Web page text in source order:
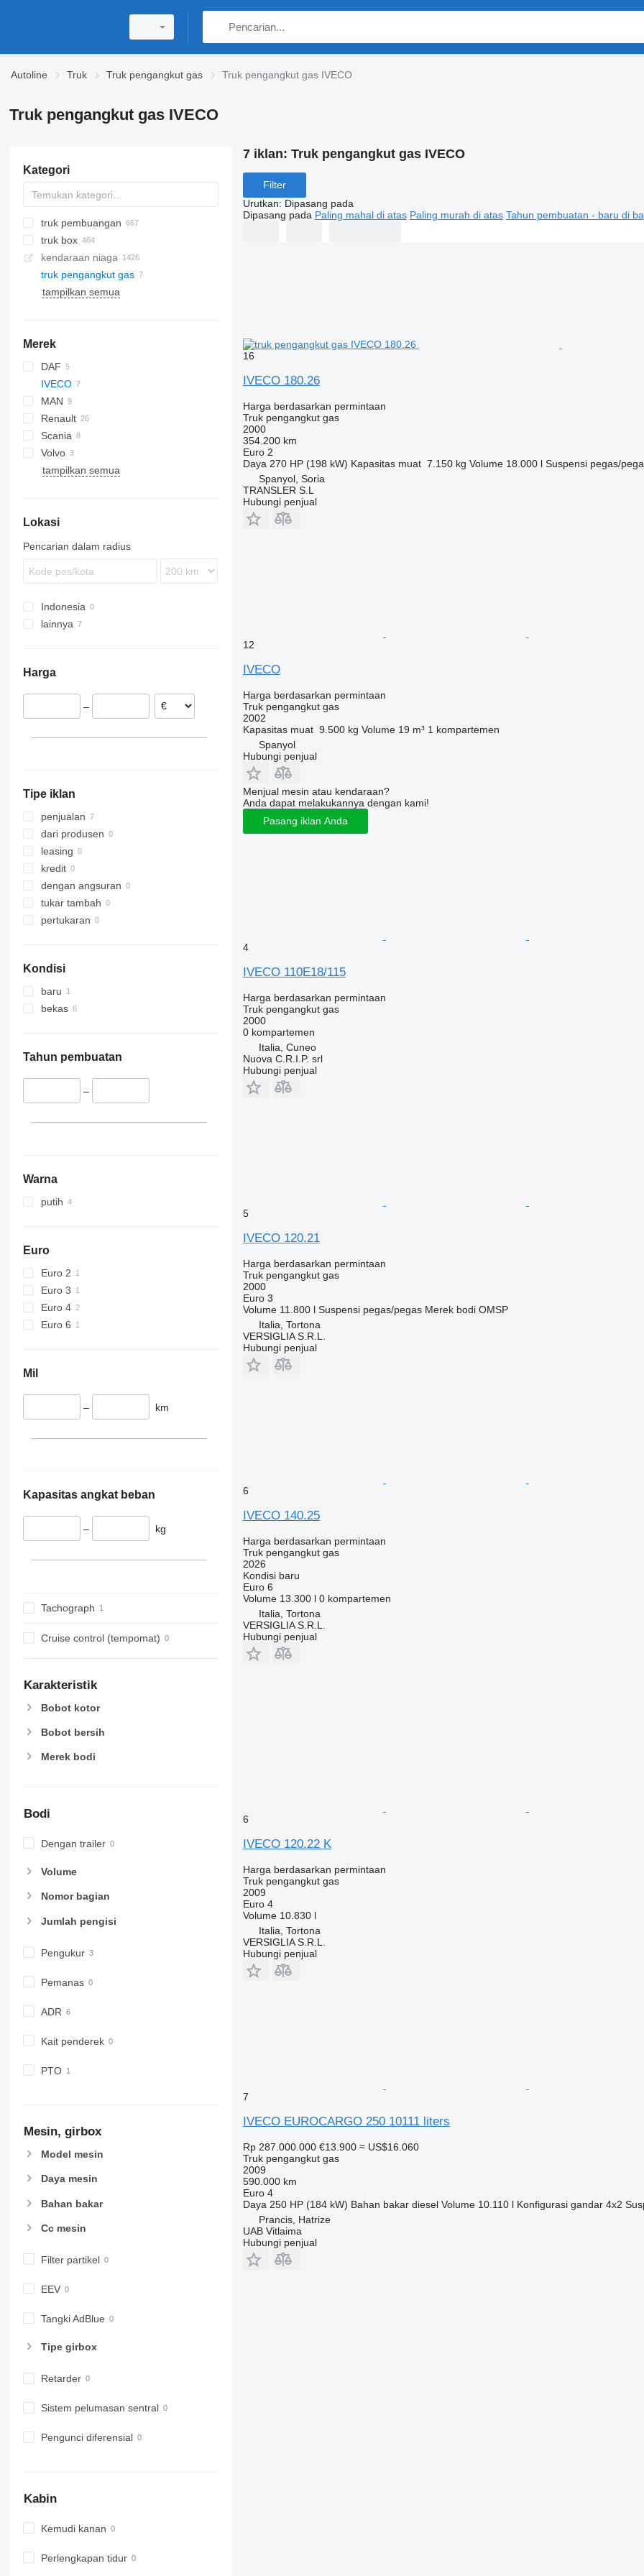
Autoline Truk Truk pengangkut gas Truk pengangkut gas IVECO
Truk pengangkut gas IVECO
Kategori
truk pembuangan
truk box
kendaraan niaga
truk pengangkut gas
tampilkan semua
Merek
DAF
CF
LF
Cargo
IVECO
EuroCargo
T-series
MAN
TGM
TGS
Axor
Renault
D Wide
Midlum
Premium
Scania
P-series
R-series
Volvo
FH
tampilkan semua
Lokasi
Pencarian dalam radius
Indonesia
lainnya
Harga
–
Tipe iklan
penjualan
dari produsen
leasing
kredit
dengan angsuran
tukar tambah
pertukaran
Kondisi
baru
bekas
Tahun pembuatan
–
Warna
putih
Euro
Euro 2
Euro 3
Euro 4
Euro 6
Mil
– km
Kapasitas angkat beban
– kg
Tachograph
Cruise control (tempomat)
Karakteristik
Bobot kotor
Bobot bersih
Merek bodi
Bodi
Dengan trailer
Volume
Nomor bagian
Jumlah pengisi
Pengukur
Pemanas
ADR
Kait penderek
PTO
Mesin, girbox
Model mesin
Daya mesin
Bahan bakar
Cc mesin
Filter partikel
EEV
Tangki AdBlue
Tipe girbox
Retarder
Sistem pelumasan sentral
Pengunci diferensial
Kabin
Kemudi kanan
Perlengkapan tidur
7 iklan: Truk pengangkut gas IVECO
Filter
Urutkan: Dipasang pada
Dipasang pada Paling mahal di atas Paling murah di atas Tahun pembuatan - baru di
16
IVECO 180.26
Harga berdasarkan permintaan
Truk pengangkut gas
2000
354.200 km
Euro 2
Daya 270 HP (198 kW) Kapasitas muat 7.150 kg Volume 18.000 l Suspensi pegas/
Spanyol, Soria
TRANSLER S.L
Hubungi penjual
12
IVECO
Harga berdasarkan permintaan
Truk pengangkut gas
2002
Kapasitas muat 9.500 kg Volume 19 m³ 1 kompartemen
Spanyol
Hubungi penjual
Menjual mesin atau kendaraan?
Anda dapat melakukannya dengan kami!
Pasang iklan Anda
4
IVECO 110E18/115
Harga berdasarkan permintaan
Truk pengangkut gas
2000
0 kompartemen
Italia, Cuneo
Nuova C.R.I.P. srl
Hubungi penjual
5
IVECO 120.21
Harga berdasarkan permintaan
Truk pengangkut gas
2000
Euro 3
Volume 11.800 l Suspensi pegas/pegas Merek bodi OMSP
Italia, Tortona
VERSIGLIA S.R.L.
Hubungi penjual
6
IVECO 140.25
Harga berdasarkan permintaan
Truk pengangkut gas
2026
Kondisibaru
Euro 6
Volume 13.300 l 0 kompartemen
Italia, Tortona
VERSIGLIA S.R.L.
Hubungi penjual
6
IVECO 120.22 K
Harga berdasarkan permintaan
Truk pengangkut gas
2009
Euro 4
Volume 10.830 l
Italia, Tortona
VERSIGLIA S.R.L.
Hubungi penjual
7
IVECO EUROCARGO 250 10111 liters
Rp 287.000.000 €13.900 ≈ US$16.060
Truk pengangkut gas
2009
590.000 km
Euro 4
Daya 250 HP (184 kW) Bahan bakar diesel Volume 10.110 l Konfigurasi gandar 4x2
Prancis, Hatrize
UAB Vitlaima
Hubungi penjual